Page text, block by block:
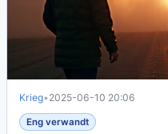
Krieg• 2025-06-10 20:06
Eng verwandt